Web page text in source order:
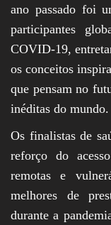
ano passado foi
participantes
COVID-19,
os conceitos
que pensam no
inéditas do mundo.
Os finalistas de
reforço do
remotas e
melhores de
durante a